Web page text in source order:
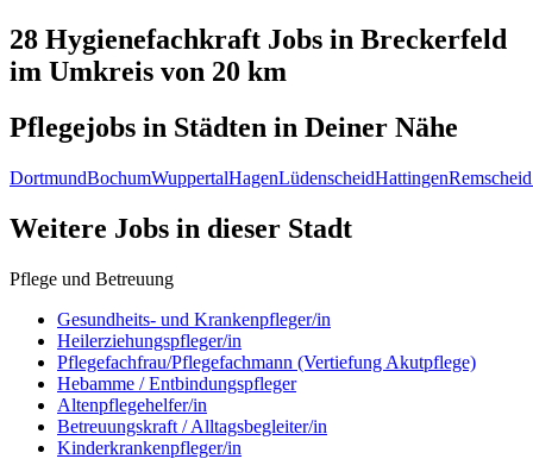
28 Hygienefachkraft Jobs in Breckerfeld
im Umkreis von 20 km
Pflegejobs in Städten in Deiner Nähe
DortmundBochumWuppertalHagenLüdenscheidHattingenRemscheid
Weitere Jobs in dieser Stadt
Pflege und Betreuung
Gesundheits- und Krankenpfleger/in
Heilerziehungspfleger/in
Pflegefachfrau/Pflegefachmann (Vertiefung Akutpflege)
Hebamme / Entbindungspfleger
Altenpflegehelfer/in
Betreuungskraft / Alltagsbegleiter/in
Kinderkrankenpfleger/in